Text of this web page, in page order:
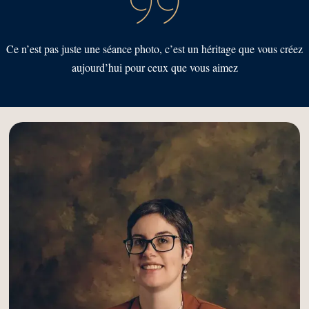
Ce n’est pas juste une séance photo, c’est un héritage que vous créez
aujourd’hui pour ceux que vous aimez